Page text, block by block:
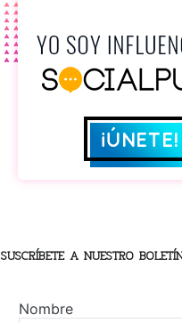
SUSCRÍBETE A NUESTRO
Nombre